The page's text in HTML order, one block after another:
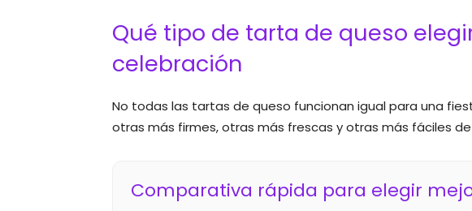
Qué tipo de tarta de queso
celebración
No todas las tartas de queso funcionan igual para una
otras más firmes, otras más frescas y otras más fáciles
Comparativa rápida para elegir